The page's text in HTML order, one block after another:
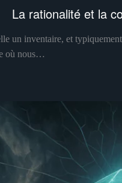
La rationalité et la
un inventaire, et
où nous…